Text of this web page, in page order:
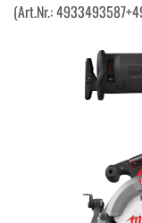
(Art.Nr.: